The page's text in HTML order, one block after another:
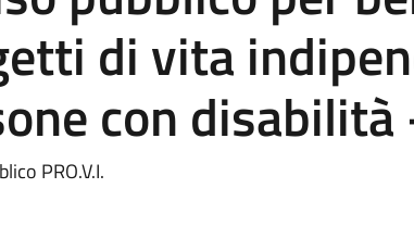
di vita
con disabilità
PRO.V.I.